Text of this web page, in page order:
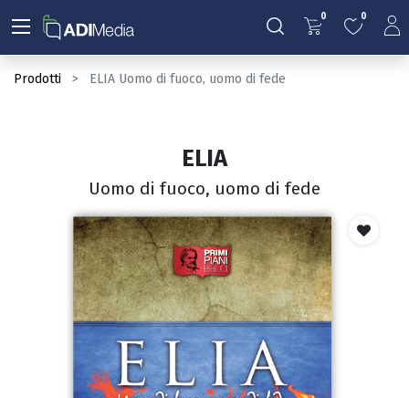
0 0
Prodotti ELIA Uomo di fuoco, uomo di fede
ELIA
Uomo di fuoco, uomo di fede